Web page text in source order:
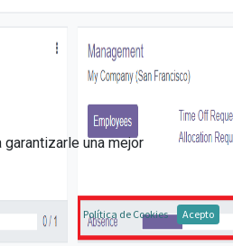
una mejor
Política de Cookies Acepto